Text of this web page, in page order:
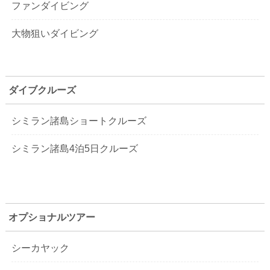
ファンダイビング
大物狙いダイビング
ダイブクルーズ
シミラン諸島ショートクルーズ
シミラン諸島4泊5日クルーズ
オプショナルツアー
シーカヤック